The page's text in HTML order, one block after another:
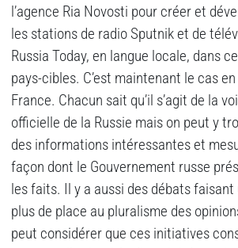
l’agence Ria Novosti pour créer et
les stations de radio Sputnik et de
Russia Today, en langue locale, dans
pays-cibles. C’est maintenant le cas en
France. Chacun sait qu’il s’agit de la
officielle de la Russie mais on peut y
des informations intéressantes et
façon dont le Gouvernement russe
les faits. Il y a aussi des débats faisant
plus de place au pluralisme des
peut considérer que ces initiatives